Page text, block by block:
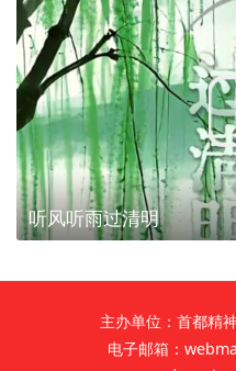
听风听雨过清明
主办单位：首都精
电子邮箱：